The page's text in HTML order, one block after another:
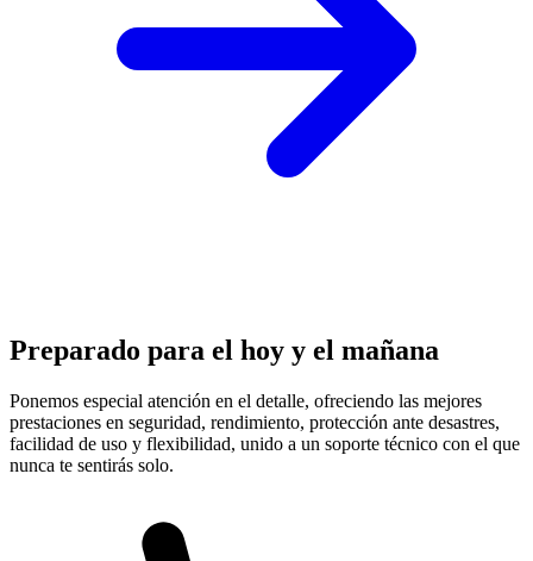
Preparado para el hoy y el mañana
Ponemos especial atención en el detalle, ofreciendo las mejores
prestaciones en seguridad, rendimiento, protección ante desastres,
facilidad de uso y flexibilidad, unido a un soporte técnico con el que
nunca te sentirás solo.